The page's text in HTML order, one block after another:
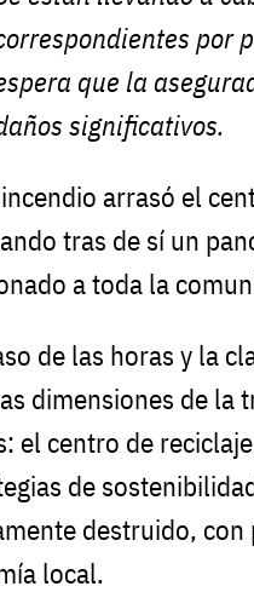
por
que la
significativos.
arrasó el
tras de sí un
a toda la
de las horas y la
dimensiones de la
el centro de
de
destruido,
local.